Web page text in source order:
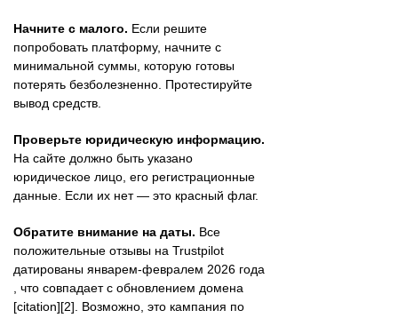
Начните с малого. Если решите
попробовать платформу, начните с
минимальной суммы, которую готовы
потерять безболезненно. Протестируйте
вывод средств.
Проверьте юридическую информацию.
На сайте должно быть указано
юридическое лицо, его регистрационные
данные. Если их нет — это красный флаг.
Обратите внимание на даты. Все
положительные отзывы на Trustpilot
датированы январем-февралем 2026 года
, что совпадает с обновлением домена
[citation][2]. Возможно, это кампания по